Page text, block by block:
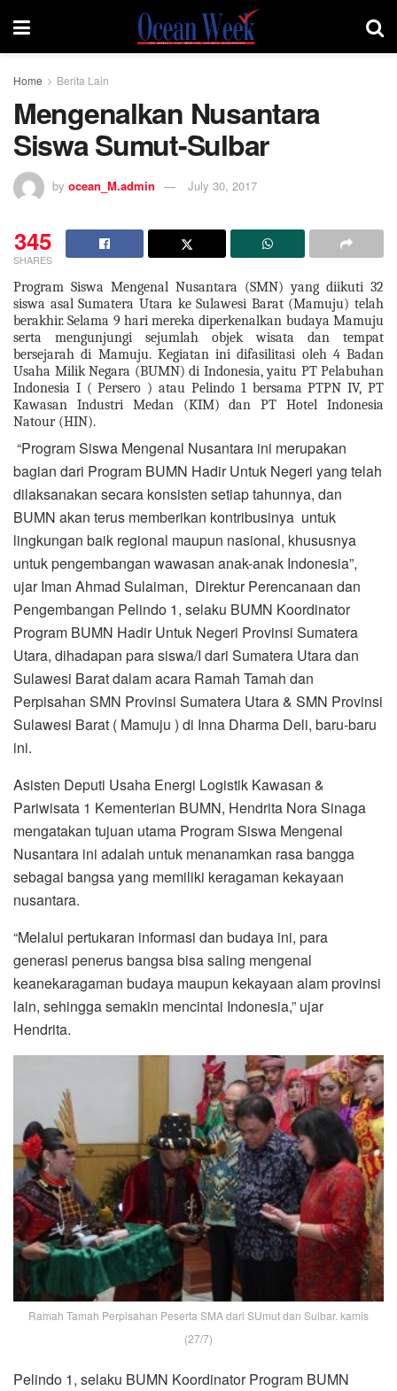
Home Berita Lain
Mengenalkan Nusantara
Siswa Sumut-Sulbar
by ocean_M.admin July 30, 2017
345
SHARES
Program Siswa Mengenal Nusantara (SMN) yang diikuti 32
siswa asal Sumatera Utara ke Sulawesi Barat (Mamuju) telah
berakhir. Selama 9 hari mereka diperkenalkan budaya Mamuju
serta mengunjungi sejumlah objek wisata dan tempat
bersejarah di Mamuju. Kegiatan ini difasilitasi oleh 4 Badan
Usaha Milik Negara (BUMN) di Indonesia, yaitu PT Pelabuhan
Indonesia I ( Persero ) atau Pelindo 1 bersama PTPN IV, PT
Kawasan Industri Medan (KIM) dan PT Hotel Indonesia
Natour (HIN).
“Program Siswa Mengenal Nusantara ini merupakan
bagian dari Program BUMN Hadir Untuk Negeri yang telah
dilaksanakan secara konsisten setiap tahunnya, dan
BUMN akan terus memberikan kontribusinya untuk
lingkungan baik regional maupun nasional, khususnya
untuk pengembangan wawasan anak-anak Indonesia”,
ujar Iman Ahmad Sulaiman, Direktur Perencanaan dan
Pengembangan Pelindo 1, selaku BUMN Koordinator
Program BUMN Hadir Untuk Negeri Provinsi Sumatera
Utara, dihadapan para siswa/I dari Sumatera Utara dan
Sulawesi Barat dalam acara Ramah Tamah dan
Perpisahan SMN Provinsi Sumatera Utara & SMN Provinsi
Sulawesi Barat ( Mamuju ) di Inna Dharma Deli, baru-baru
ini.
Asisten Deputi Usaha Energi Logistik Kawasan &
Pariwisata 1 Kementerian BUMN, Hendrita Nora Sinaga
mengatakan tujuan utama Program Siswa Mengenal
Nusantara ini adalah untuk menanamkan rasa bangga
sebagai bangsa yang memiliki keragaman kekayaan
nusantara.
“Melalui pertukaran informasi dan budaya ini, para
generasi penerus bangsa bisa saling mengenal
keanekaragaman budaya maupun kekayaan alam provinsi
lain, sehingga semakin mencintai Indonesia,” ujar
Hendrita.
Ramah Tamah Perpisahan Peserta SMA dari SUmut dan Sulbar. kamis
(27/7)
Pelindo 1, selaku BUMN Koordinator Program BUMN